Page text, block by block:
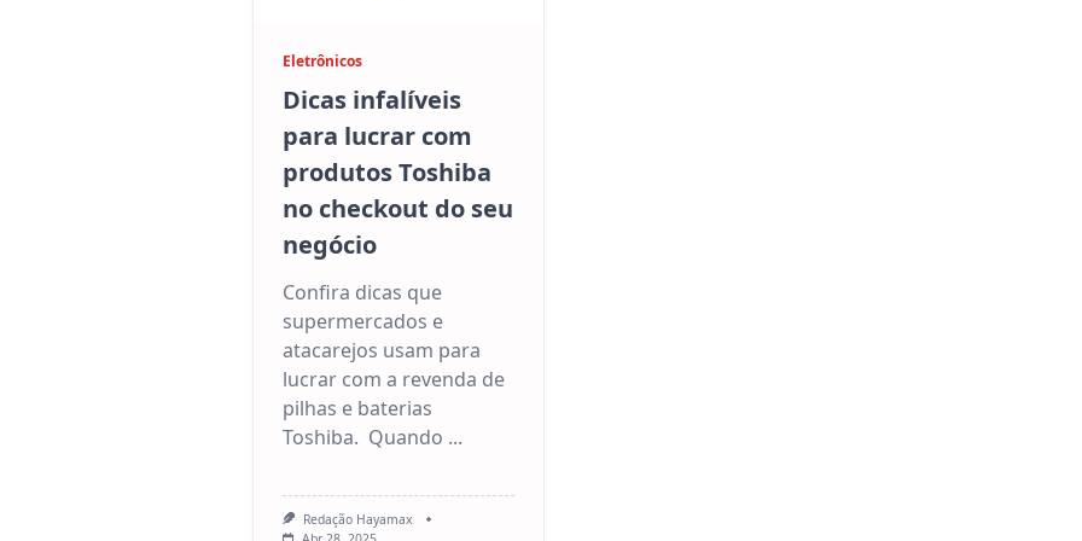
Eletrônicos
Dicas infalíveis
para lucrar com
produtos Toshiba
no checkout do seu
negócio
Confira dicas que
supermercados e
atacarejos usam para
lucrar com a revenda de
pilhas e baterias
Toshiba. Quando ...
Redação Hayamax